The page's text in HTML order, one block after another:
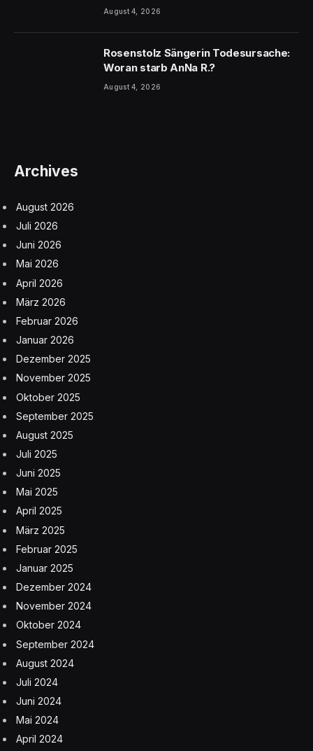
August 4, 2026
Rosenstolz Sängerin Todesursache:
Woran starb AnNa R.?
August 4, 2026
Archives
August 2026
Juli 2026
Juni 2026
Mai 2026
April 2026
März 2026
Februar 2026
Januar 2026
Dezember 2025
November 2025
Oktober 2025
September 2025
August 2025
Juli 2025
Juni 2025
Mai 2025
April 2025
März 2025
Februar 2025
Januar 2025
Dezember 2024
November 2024
Oktober 2024
September 2024
August 2024
Juli 2024
Juni 2024
Mai 2024
April 2024